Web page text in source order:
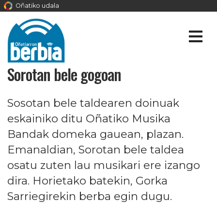
Oñatiko udala
Sorotan bele gogoan
Sosotan bele taldearen doinuak
eskainiko ditu Oñatiko Musika
Bandak domeka gauean, plazan.
Emanaldian, Sorotan bele taldea
osatu zuten lau musikari ere izango
dira. Horietako batekin, Gorka
Sarriegirekin berba egin dugu.